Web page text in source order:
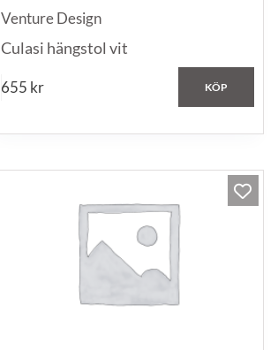
Venture Design
Culasi hängstol vit
655 kr KÖP